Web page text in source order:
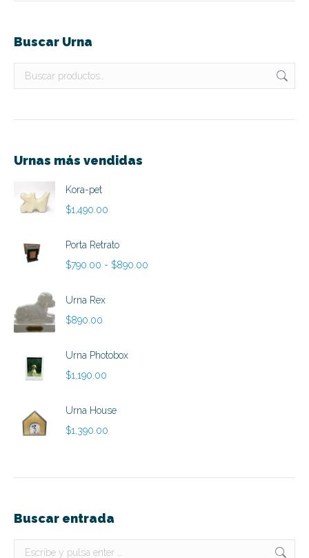
Buscar Urna
Urnas más vendidas
Kora-pet
$1,490.00
Porta Retrato
$790.00 - $890.00
Urna Rex
$890.00
Urna Photobox
$1,190.00
Urna House
$1,390.00
Buscar entrada
Buscar: